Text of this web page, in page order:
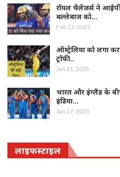
रॉयल चैलेंजर्स ने
बल्लेबाज को…
Feb 13, 2025
ऑस्‍ट्रेलिया को लगा
ट्रॉफी…
Jan 31, 2025
भारत और इंग्लैंड के
इंडिया…
Jan 27, 2025
लाइफस्‍टाइल